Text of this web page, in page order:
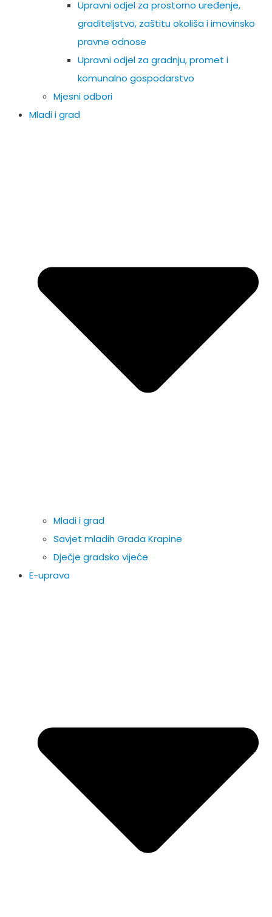
Upravni odjel za prostorno uređenje,
graditeljstvo, zaštitu okoliša i imovinsko
pravne odnose
Upravni odjel za gradnju, promet i
komunalno gospodarstvo
Mjesni odbori
Mladi i grad
Mladi i grad
Savjet mladih Grada Krapine
Dječje gradsko vijeće
E-uprava